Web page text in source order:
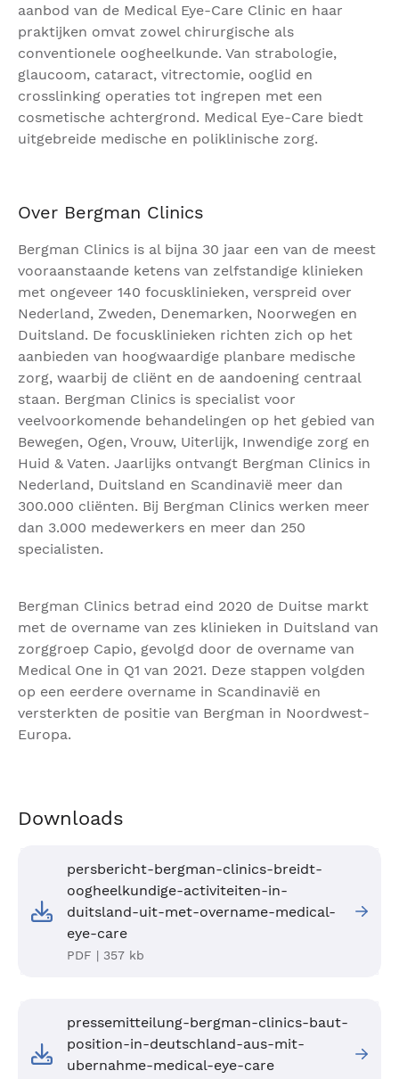
aanbod van de Medical Eye-Care Clinic en haar
praktijken omvat zowel chirurgische als
conventionele oogheelkunde. Van strabologie,
glaucoom, cataract, vitrectomie, ooglid en
crosslinking operaties tot ingrepen met een
cosmetische achtergrond. Medical Eye-Care biedt
uitgebreide medische en poliklinische zorg.
Over Bergman Clinics
Bergman Clinics is al bijna 30 jaar een van de meest
vooraanstaande ketens van zelfstandige klinieken
met ongeveer 140 focusklinieken, verspreid over
Nederland, Zweden, Denemarken, Noorwegen en
Duitsland. De focusklinieken richten zich op het
aanbieden van hoogwaardige planbare medische
zorg, waarbij de cliënt en de aandoening centraal
staan. Bergman Clinics is specialist voor
veelvoorkomende behandelingen op het gebied van
Bewegen, Ogen, Vrouw, Uiterlijk, Inwendige zorg en
Huid & Vaten. Jaarlijks ontvangt Bergman Clinics in
Nederland, Duitsland en Scandinavië meer dan
300.000 cliënten. Bij Bergman Clinics werken meer
dan 3.000 medewerkers en meer dan 250
specialisten.
Bergman Clinics betrad eind 2020 de Duitse markt
met de overname van zes klinieken in Duitsland van
zorggroep Capio, gevolgd door de overname van
Medical One in Q1 van 2021. Deze stappen volgden
op een eerdere overname in Scandinavië en
versterkten de positie van Bergman in Noordwest-
Europa.
Downloads
persbericht-bergman-clinics-breidt-
oogheelkundige-activiteiten-in-
duitsland-uit-met-overname-medical-
eye-care
PDF | 357 kb
pressemitteilung-bergman-clinics-baut-
position-in-deutschland-aus-mit-
ubernahme-medical-eye-care